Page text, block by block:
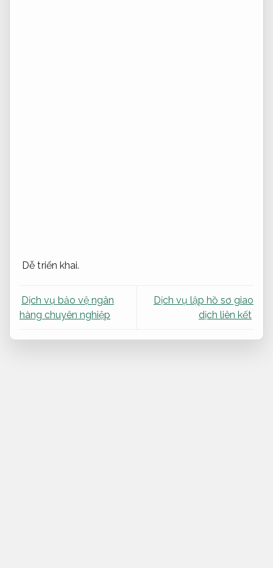
Dễ triển khai.
Dịch vụ bảo vệ ngân
hàng chuyên nghiệp
Dịch vụ lập hồ sơ giao
dịch liên kết